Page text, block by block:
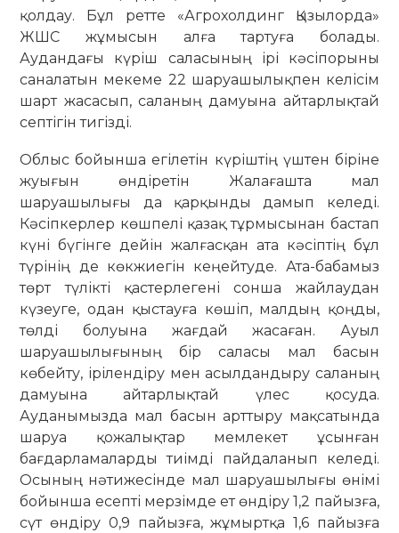
қолдау. Бұл ретте «Агрохолдинг Қызылорда»
ЖШС жұмысын алға тартуға болады.
Аудандағы күріш саласының ірі кәсіпорыны
саналатын мекеме 22 шаруашылықпен келісім
шарт жасасып, саланың дамуына айтарлықтай
септігін тигізді.
Облыс бойынша егілетін күріштің үштен біріне
жуығын өндіретін Жалағашта мал
шаруашылығы да қарқынды дамып келеді.
Кәсіпкерлер көшпелі қазақ тұрмысынан бастап
күні бүгінге дейін жалғасқан ата кәсіптің бұл
түрінің де көкжиегін кеңейтуде. Ата-бабамыз
төрт түлікті қастерлегені сонша жайлаудан
күзеуге, одан қыстауға көшіп, малдың қоңды,
төлді болуына жағдай жасаған. Ауыл
шаруашылығының бір саласы мал басын
көбейту, ірілендіру мен асылдандыру саланың
дамуына айтарлықтай үлес қосуда.
Ауданымызда мал басын арттыру мақсатында
шаруа қожалықтар мемлекет ұсынған
бағдарламаларды тиімді пайда­ланып келеді.
Осының нәтижесінде мал шаруашылығы өнімі
бойынша есепті мерзімде ет өндіру 1,2 пайызға,
сүт өндіру 0,9 пайызға, жұмыртқа 1,6 пайызға